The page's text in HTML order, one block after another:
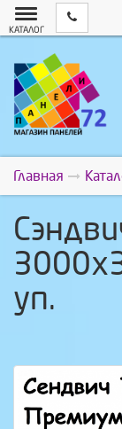
КАТАЛОГ
Главная
уп.